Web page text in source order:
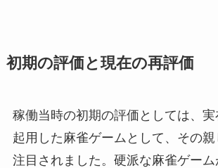
初期の評価と現在の再評価
稼働当時の初期の評価としては、
起用した麻雀ゲームとして、その
注目されました。硬派な麻雀ゲー